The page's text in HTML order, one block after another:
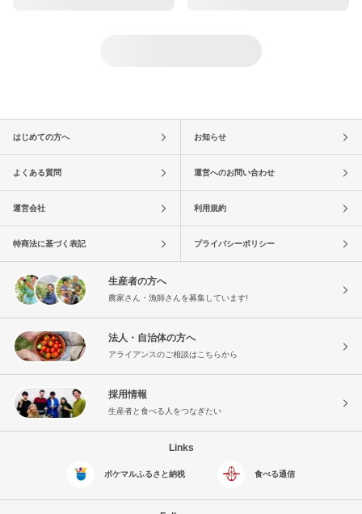
はじめての方へ お知らせ
よくある質問 運営へのお問い合わせ
運営会社 利用規約
特商法に基づく表記 プライバシーポリシー
生産者の方へ
農家さん・漁師さんを募集しています!
法人・自治体の方へ
アライアンスのご相談はこちらから
採用情報
生産者と食べる人をつなぎたい
Links
ポケマルふるさと納税 食べる通信